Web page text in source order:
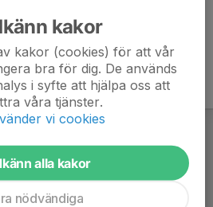
kakor
kakor (cookies) för att vår
bra för dig. De används
i syfte att hjälpa oss att
våra tjänster.
vi cookies
alla kakor
nödvändiga